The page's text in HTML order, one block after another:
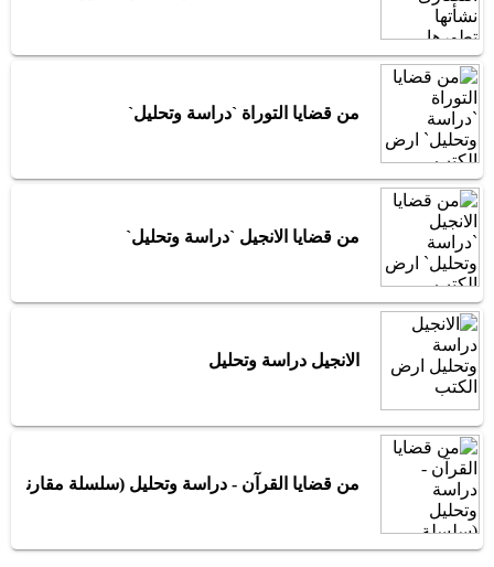
من قضايا التوراة `دراسة وتحليل`
من قضايا الانجيل `دراسة وتحليل`
الانجيل دراسة وتحليل
من قضايا القرآن - دراسة وتحليل (سلسلة مقارنة